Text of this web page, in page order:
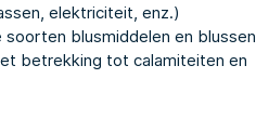
elektriciteit, enz.)
soorten blusmiddelen en blussen
betrekking tot calamiteiten en